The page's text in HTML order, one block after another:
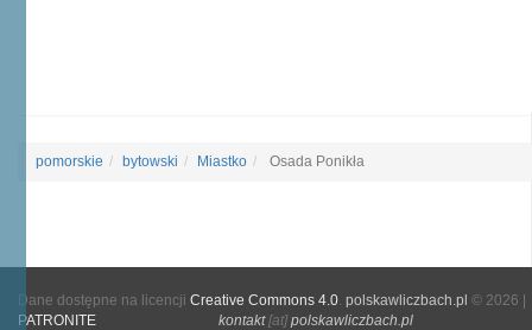
pomorskie bytowski Miastko Osada Ponikła
Dane dostępne na licencji Creative Commons 4.0. polskawliczbach.pl © 2026 |
PATRONITE
kontakt[at]polskawliczbach.pl